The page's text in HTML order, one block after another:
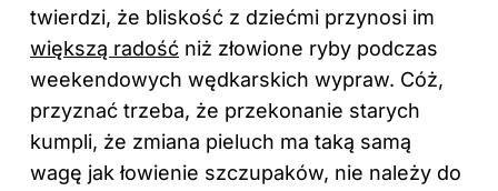
twierdzi, że bliskość z dziećmi przynosi im
większą radość niż złowione ryby podczas
weekendowych wędkarskich wypraw. Cóż,
przyznać trzeba, że przekonanie starych
kumpli, że zmiana pieluch ma taką samą
wagę jak łowienie szczupaków, nie należy do